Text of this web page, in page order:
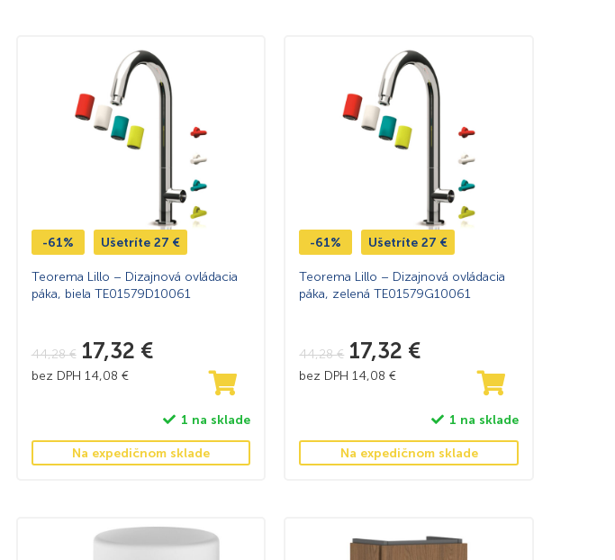
-61% Ušetríte 27 €
Teorema Lillo – Dizajnová ovládacia
páka, biela TE01579D10061
44,28€ 17,32 €
bez DPH 14,08 €
1 na sklade
Na expedičnom sklade
-61% Ušetríte27€
Teorema Lillo – Dizajnová ovládacia
páka, zelená TE01579G10061
44,28€ 17,32 €
bez DPH14,08€
1 na sklade
Na expedičnom sklade